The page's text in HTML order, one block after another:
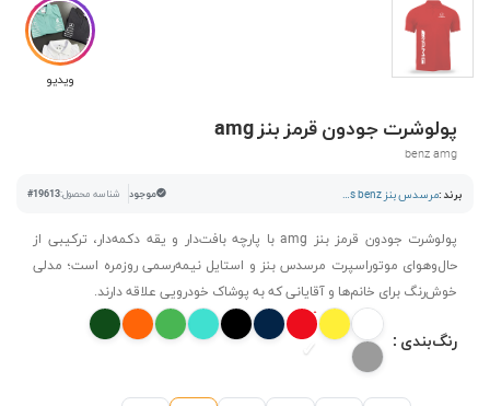
ویدیو
پولوشرت جودون قرمز بنز amg
benz amg
برند : مرسدس بنز mercedes benz موجود شناسه محصول:#19613
پولوشرت جودون قرمز بنز amg با پارچه بافت‌دار و یقه دکمه‌دار، ترکیبی از
حال‌وهوای موتوراسپرت مرسدس بنز و استایل نیمه‌رسمی روزمره است؛ مدلی
خوش‌رنگ برای خانم‌ها و آقایانی که به پوشاک خودرویی علاقه دارند.
رنگ‌بندی :